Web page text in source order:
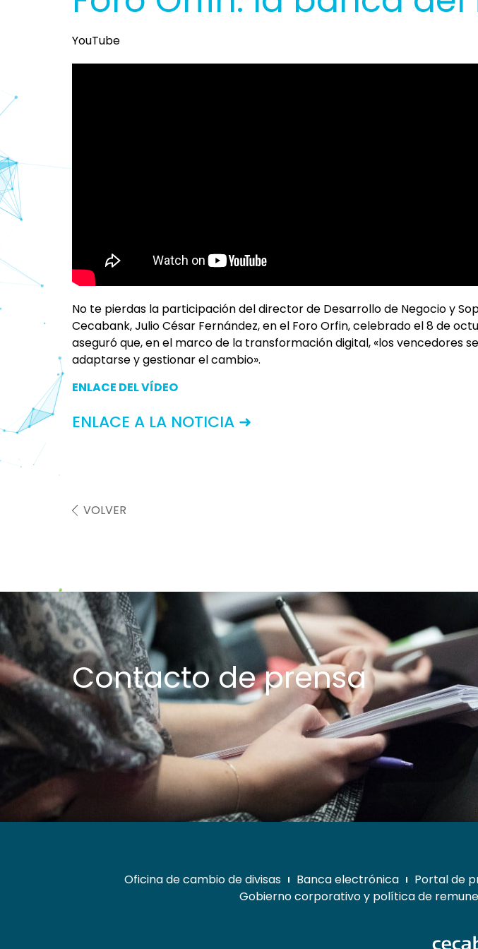
YouTube
No te pierdas la participación del director de Desarrollo de Negocio y
Cecabank, Julio César Fernández, en el Foro Orfin, celebrado el 8 de
aseguró que, en el marco de la transformación digital, «los vencedores
adaptarse y gestionar el cambio».
ENLACE DEL VÍDEO
ENLACE A LA NOTICIA ➜
VOLVER
Contacto de prensa
Oficina de cambio de divisas Banca electrónica Portal de
Gobierno corporativo y política de